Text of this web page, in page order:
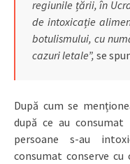
regiunile țării, în
de intoxicație
botulismului, cu
cazuri letale”, se
După cum se
după ce au
persoane s-au
consumat conserve